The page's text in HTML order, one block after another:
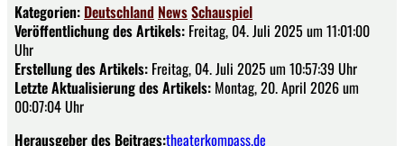
Kategorien: Deutschland NewsSchauspiel
Veröffentlichung des Artikels: Freitag, 04. Juli 2025 um 11:01:00
Uhr
Erstellung des Artikels: Freitag, 04. Juli 2025 um 10:57:39 Uhr
Letzte Aktualisierung des Artikels: Montag, 20. April 2026 um
00:07:04 Uhr
Herausgeber des Beitrags:theaterkompass.de